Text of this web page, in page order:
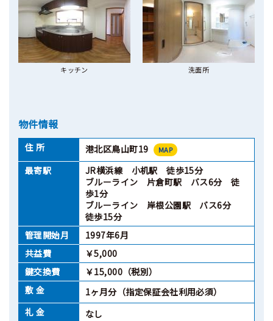
キッチン 洗面所
物件情報
住 所 港北区鳥山町19 MAP
最寄駅
JR横浜線 小机駅 徒歩15分
ブルーライン 片倉町駅 バス6分 徒
歩1分
ブルーライン 岸根公園駅 バス6分
徒歩15分
管理開始月
1997年6月
共益費
￥5,000
鍵交換費
￥15,000（税別）
敷 金
1ヶ月分（指定保証会社利用必須）
礼 金
なし